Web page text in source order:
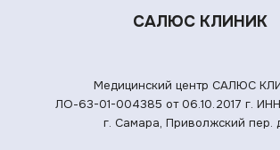
САЛЮС КЛИНИК
Медицинский центр САЛЮС
ЛО-63-01-004385 от 06.10.2017 г. ИНН
г. Самара, Приволжский пер.